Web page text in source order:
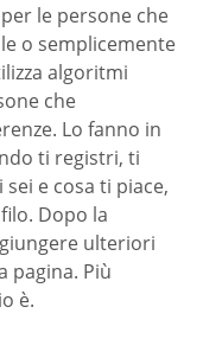
le persone che
o semplicemente
algoritmi
che
Lo fanno in
ti registri, ti
e cosa ti piace,
Dopo la
ulteriori
pagina. Più
è.